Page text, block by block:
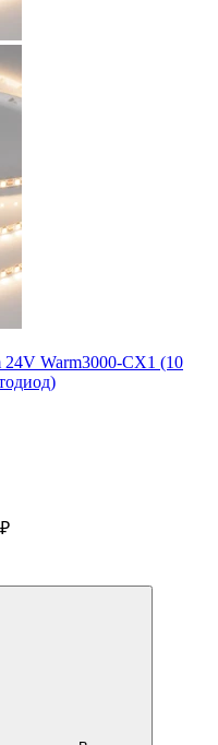
24V Warm3000-CX1 (10
₽